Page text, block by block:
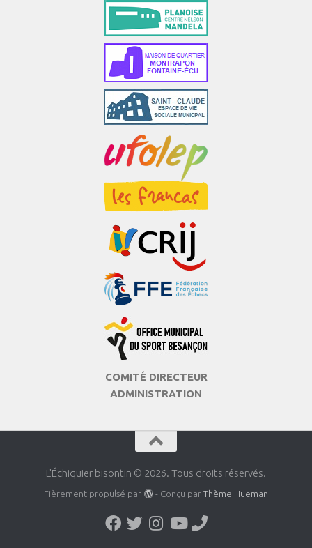
COMITÉ DIRECTEUR
ADMINISTRATION
L'Échiquier bisontin © 2026. Tous droits réservés.
Fièrement propulsé par - Conçu par Thème Hueman